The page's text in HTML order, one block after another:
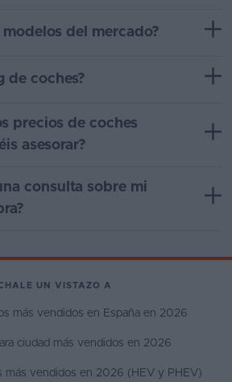
del mercado?
de coches?
precios de coches
asesorar?
consulta sobre mi
UN VISTAZO A
más vendidos en España en 2026
ciudad más vendidos en 2026
más vendidos en 2026 (HEV y PHEV)